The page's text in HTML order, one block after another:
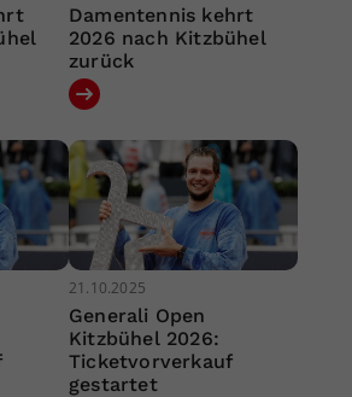
Damentennis kehrt
2026 nach Kitzbühel
zurück
21.10.2025
Generali Open
Kitzbühel 2026:
Ticketvorverkauf
gestartet